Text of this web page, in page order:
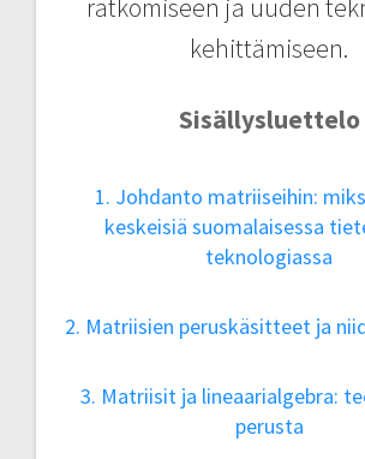
ratkomiseen ja uuden
kehittämiseen.
Sisällysluettelo
1. Johdanto matriiseihin:
keskeisiä suomalaisessa
teknologiassa
2. Matriisien peruskäsitteet ja
3. Matriisit ja lineaarialgebra:
perusta